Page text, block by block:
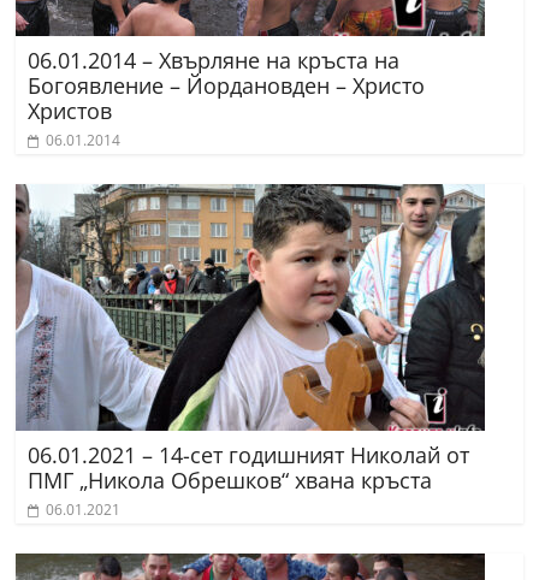
06.01.2014 – Хвърляне на кръста на
Богоявление – Йордановден – Христо
Христов
06.01.2014
06.01.2021 – 14-сет годишният Николай от
ПМГ „Никола Обрешков“ хвана кръста
06.01.2021